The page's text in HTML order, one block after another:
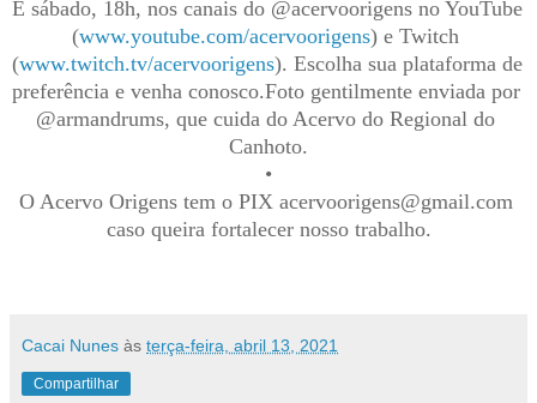
É sábado, 18h, nos canais do @acervoorigens no YouTube
(www.youtube.com/acervoorigens) e Twitch
(www.twitch.tv/acervoorigens). Escolha sua plataforma de
preferência e venha conosco.Foto gentilmente enviada por
@armandrums, que cuida do Acervo do Regional do
Canhoto.
•
O Acervo Origens tem o PIX acervoorigens@gmail.com
caso queira fortalecer nosso trabalho.
Cacai Nunes às terça-feira, abril 13, 2021
Compartilhar